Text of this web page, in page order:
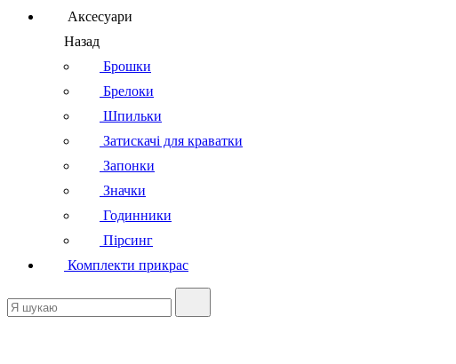
Аксесуари
Назад
Брошки
Брелоки
Шпильки
Затискачі для краватки
Запонки
Значки
Годинники
Пірсинг
Комплекти прикрас